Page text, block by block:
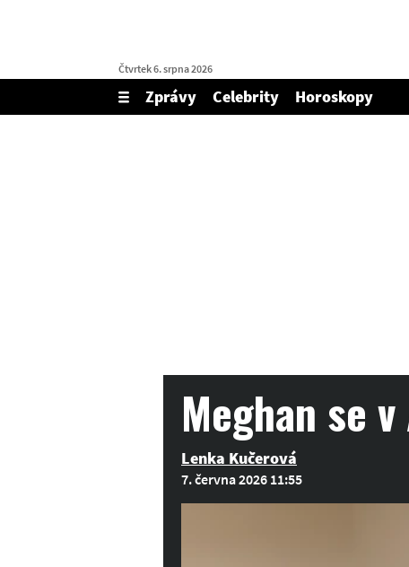
Čtvrtek 6. srpna 2026
Zobrazit/skrýt
menu
Zprávy Celebrity
Horoskopy
Meghan se
Lenka Kučerová
7. června 2026 11:55